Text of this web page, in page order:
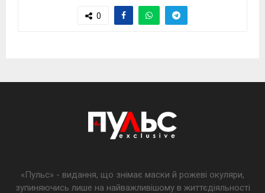
0
«Пульс» - видання, що знімає маски й рожеві окуляри,
зупиняючись лише на найважливішому в життєдіяльності